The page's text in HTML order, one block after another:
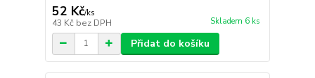
52 Kč/ks
43 Kč bez DPH Skladem 6 ks
Přidat do košíku